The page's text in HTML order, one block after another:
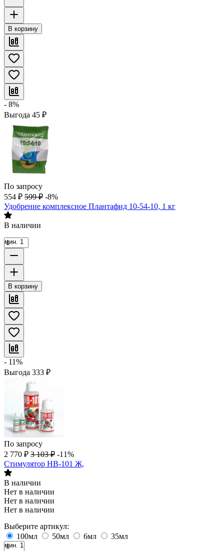
В корзину
- 8%
Выгода 45 ₽
По запросу
554 ₽ 599 ₽ -8%
Удобрение комплексное Плантафид 10-54-10, 1 кг
В наличии
мин. 1
В корзину
- 11%
Выгода 333 ₽
По запросу
2 770 ₽ 3 103 ₽ -11%
Стимулятор НВ-101 Ж,
В наличии
Нет в наличии
Нет в наличии
Нет в наличии
Выберите артикул:
100мл
50мл 6мл 35мл
мин. 1